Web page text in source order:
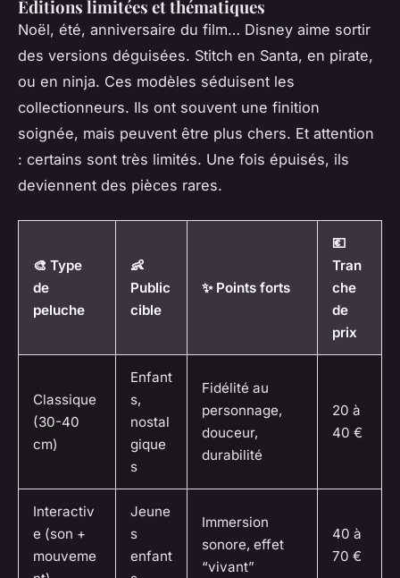
Éditions limitées et thématiques
Noël, été, anniversaire du film… Disney aime sortir
des versions déguisées. Stitch en Santa, en pirate,
ou en ninja. Ces modèles séduisent les
collectionneurs. Ils ont souvent une finition
soignée, mais peuvent être plus chers. Et attention
: certains sont très limités. Une fois épuisés, ils
deviennent des pièces rares.
🎨 Type
de
peluche
👶
Public
cible
✨ Points forts
💶
Tran
che
de
prix
Classique
(30-40
cm)
Enfant
s,
nostal
gique
s
Fidélité au
personnage,
douceur,
durabilité
20 à
40 €
Interactiv
e (son +
mouveme
Jeune
s
enfant
Immersion
sonore, effet
“vivant”
40 à
70 €